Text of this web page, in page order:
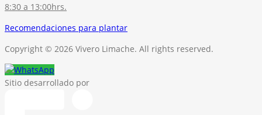
8:30 a 13:00hrs.
Recomendaciones para plantar
Copyright © 2026 Vivero Limache. All rights reserved.
Sitio desarrollado por